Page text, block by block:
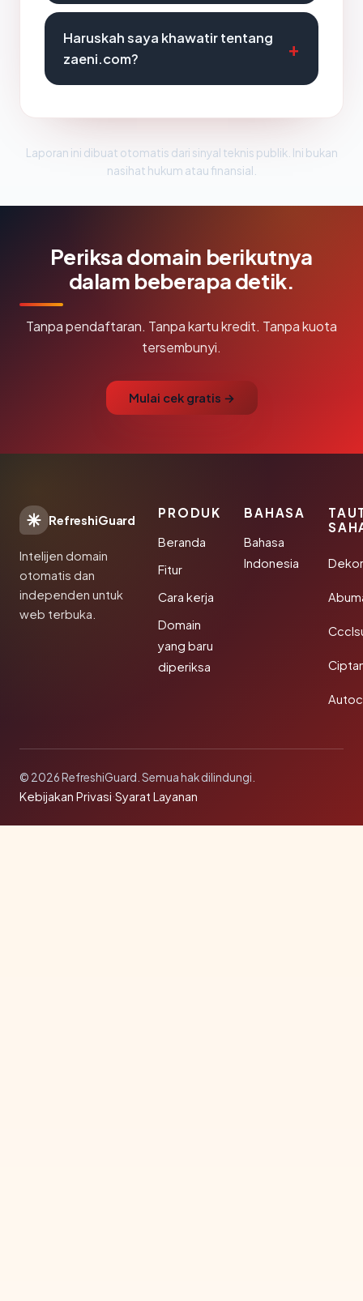
Haruskah saya khawatir tentang
zaeni.com?
Laporan ini dibuat otomatis dari sinyal teknis publik. Ini bukan
nasihat hukum atau finansial.
Periksa domain berikutnya
dalam beberapa detik.
Tanpa pendaftaran. Tanpa kartu kredit. Tanpa kuota
tersembunyi.
Mulai cek gratis →
RefreshiGuard
Intelijen domain
otomatis dan
independen untuk
web terbuka.
PRODUK
Beranda
Fitur
Cara kerja
Domain
yang baru
diperiksa
BAHASA
Bahasa
Indonesia
© 2026 RefreshiGuard. Semua hak dilindungi.
Kebijakan Privasi·Syarat Layanan